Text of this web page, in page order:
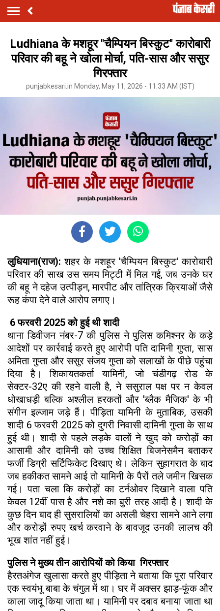
Ludhiana के मशहूर ''चैम्पियन बिस्कुट'' कारोबारी
परिवार की बहू ने खोला मोर्चा, पति-सास और ससुर
गिरफ्तार
punjabkesari.in Monday, May 11, 2026 - 11:33 AM (IST)
लुधियाना(राज):शहर के मशहूर 'चैम्पियन बिस्कुट' कारोबारी
परिवार की साख उस समय मिट्टी में मिल गई, जब उनके घर
की बहू ने दहेज उत्पीड़न, मारपीट और तांत्रिक क्रियाओं जैसे
रूह कंपा देने वाले आरोप लगाए।
6 फरवरी 2025 को हुई थी शादी
थाना डिवीजन नंबर-7 की पुलिस ने पुलिस कमिश्नर के कड़े
आदेशों पर कार्रवाई करते हुए आरोपी पति दामिनी गुप्ता, सास
अमिता गुप्ता और ससुर संजय गुप्ता को सलाखों के पीछे पहुंचा
दिया है। शिकायतकर्ता यामिनी, जो चंडीगढ़ रोड के
सेक्टर-32ए की रहने वाली है, ने ससुराल पक्ष पर न केवल
धोखाधड़ी बल्कि अश्लील हरकतों और 'ब्लैक मैजिक' के भी
संगीन इल्जाम जड़े हैं। पीड़िता यामिनी के मुताबिक, उसकी
शादी 6 फरवरी 2025 को दुगरी निवासी दामिनी गुप्ता के साथ
हुई थी। शादी से पहले लड़के वालों ने खुद को करोड़ों का
आसामी और दामिनी को उच्च शिक्षित बिजनेसमैन बताकर
फर्जी डिग्री सर्टिफिकेट दिखाए थे। लेकिन सुहागरात के बाद
जब हकीकत सामने आई तो यामिनी के पैरों तले जमीन खिसक
गई। पता चला कि करोड़ों का टर्नओवर दिखाने वाला पति
केवल 12वीं पास है और नशे का बुरी तरह आदी है। शादी के
कुछ दिन बाद ही सुसरालियों का असली चेहरा सामने आने लगा
और करोड़ों रुपए खर्च करवाने के बावजूद उनकी लालच की
भूख शांत नहीं हुई।
पुलिस ने मुख्य तीन आरोपियों को किया गिरफ्तार
हैरतअंगेज खुलासा करते हुए पीड़िता ने बताया कि पूरा परिवार
एक स्वयंभू बाबा के चंगुल में था। घर में अक्सर झाड़-फूंक और
काला जादू किया जाता था। यामिनी पर दबाव बनाया जाता था